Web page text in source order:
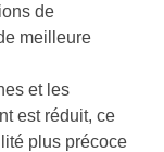
de
meilleure
et les
est réduit, ce
plus précoce